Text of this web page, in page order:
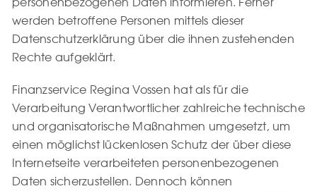
werden betroffene Personen mittels dieser
Datenschutzerklärung über die ihnen zustehenden
Rechte aufgeklärt.
Finanzservice Regina Vossen hat als für die
Verarbeitung Verantwortlicher zahlreiche technische
und organisatorische Maßnahmen umgesetzt, um
einen möglichst lückenlosen Schutz der über diese
Internetseite verarbeiteten personenbezogenen
Daten sicherzustellen. Dennoch können